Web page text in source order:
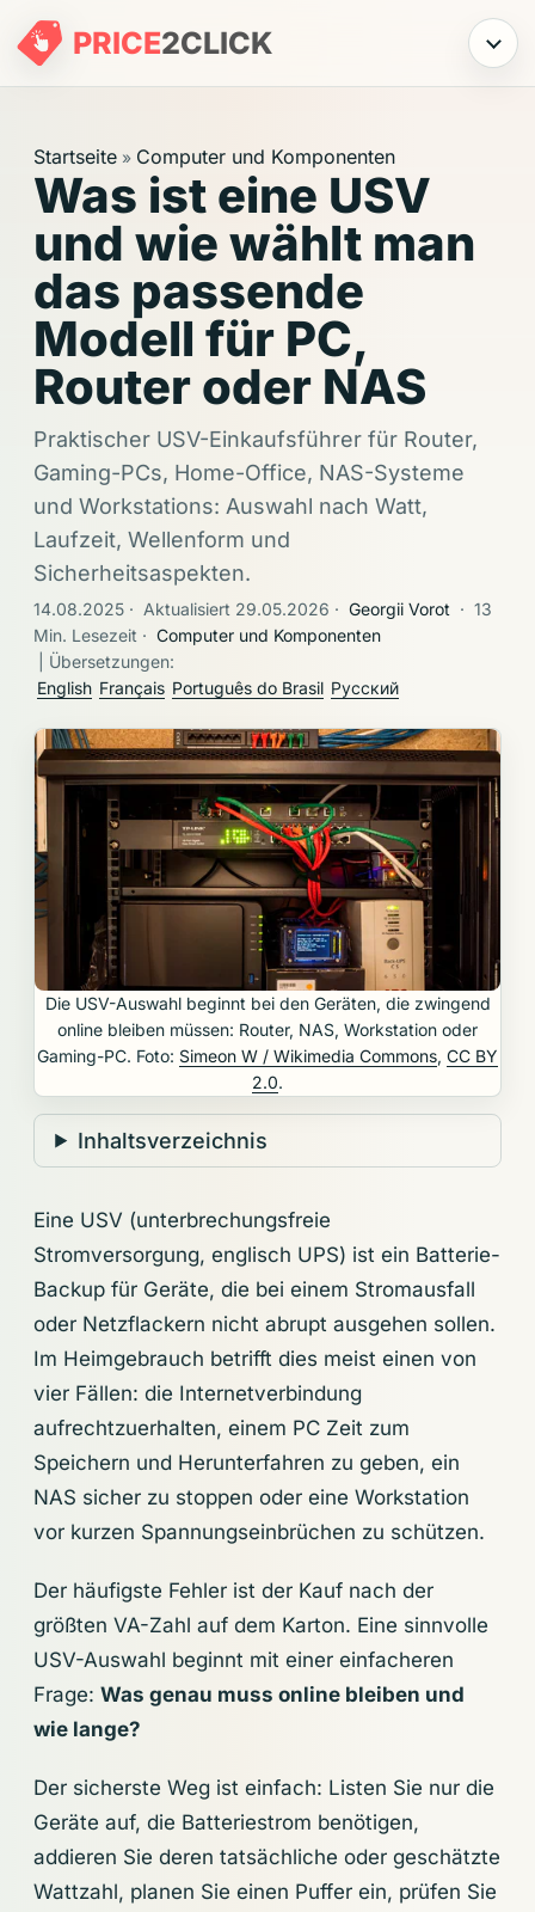
PRICE2CLICK Menü
Startseite » Computer und Komponenten
Was ist eine USV
und wie wählt man
das passende
Modell für PC,
Router oder NAS
Praktischer USV-Einkaufsführer für Router,
Gaming-PCs, Home-Office, NAS-Systeme
und Workstations: Auswahl nach Watt,
Laufzeit, Wellenform und
Sicherheitsaspekten.
14.08.2025 · Aktualisiert 29.05.2026 · Georgii Vorot · 13
Min. Lesezeit · Computer und Komponenten
| Übersetzungen:
English Français Português do Brasil Русский
Die USV-Auswahl beginnt bei den Geräten, die zwingend
online bleiben müssen: Router, NAS, Workstation oder
Gaming-PC. Foto: Simeon W / Wikimedia Commons, CC BY
2.0.
Inhaltsverzeichnis
Eine USV (unterbrechungsfreie
Stromversorgung, englisch UPS) ist ein Batterie-
Backup für Geräte, die bei einem Stromausfall
oder Netzflackern nicht abrupt ausgehen sollen.
Im Heimgebrauch betrifft dies meist einen von
vier Fällen: die Internetverbindung
aufrechtzuerhalten, einem PC Zeit zum
Speichern und Herunterfahren zu geben, ein
NAS sicher zu stoppen oder eine Workstation
vor kurzen Spannungseinbrüchen zu schützen.
Der häufigste Fehler ist der Kauf nach der
größten VA-Zahl auf dem Karton. Eine sinnvolle
USV-Auswahl beginnt mit einer einfacheren
Frage: Was genau muss online bleiben und
wie lange?
Der sicherste Weg ist einfach: Listen Sie nur die
Geräte auf, die Batteriestrom benötigen,
addieren Sie deren tatsächliche oder geschätzte
Wattzahl, planen Sie einen Puffer ein, prüfen Sie